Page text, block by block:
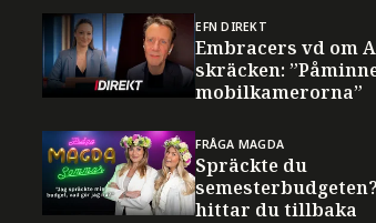
EFN DIREKT
Embracers vd om
skräcken:
mobilkamerorna”
FRÅGA MAGDA
Spräckte du
hittar du tillbaka